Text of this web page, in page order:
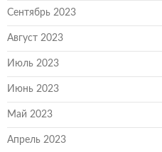
Сентябрь 2023
Август 2023
Июль 2023
Июнь 2023
Май 2023
Апрель 2023